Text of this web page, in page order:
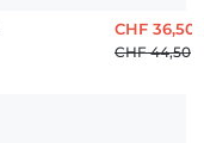
CHF 36,50
CHF 44,50